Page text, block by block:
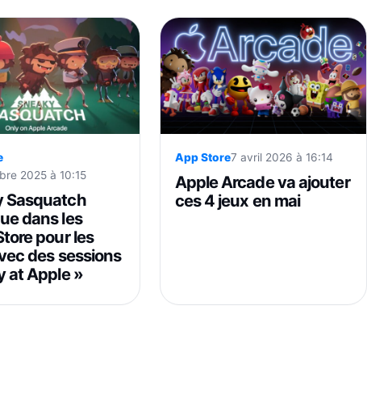
2025 à 10:15
Sasquatch
dans les
pour les
des sessions
at Apple »
App Store7 avril 2026 à 16:14
Apple Arcade va ajouter
ces 4 jeux en mai